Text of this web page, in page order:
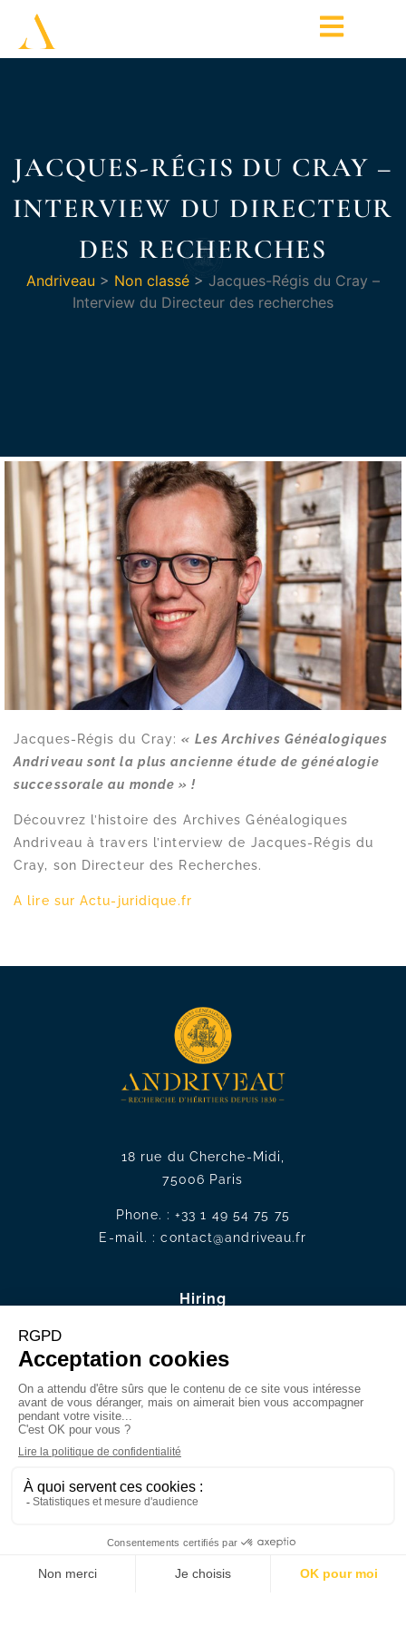
JACQUES-RÉGIS DU CRAY –
INTERVIEW DU DIRECTEUR
DES RECHERCHES
Andriveau > Non classé > Jacques-Régis du Cray –
Interview du Directeur des recherches
Jacques-Régis du Cray:« Les Archives Généalogiques
Andriveau sont la plus ancienne étude de généalogie
successorale au monde » !
Découvrez l’histoire des Archives Généalogiques
Andriveau à travers l’interview de Jacques-Régis du
Cray, son Directeur des Recherches.
A lire sur Actu-juridique.fr
18 rue du Cherche-Midi,
75006 Paris
Phone. :+33 1 49 54 75 75
E-mail. :contact@andriveau.fr
Hiring
Job offers
FR ES DE IT EN
successoraux et de Généalogistes de France
(French Chamber of Probate Genealogists and